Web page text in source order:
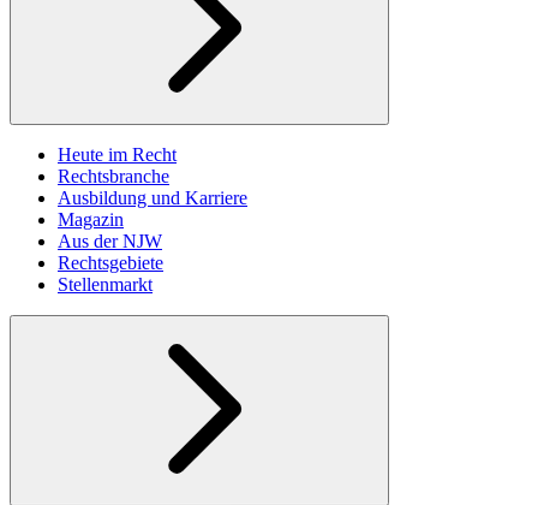
Heute im Recht
Rechtsbranche
Ausbildung und Karriere
Magazin
Aus der NJW
Rechtsgebiete
Stellenmarkt